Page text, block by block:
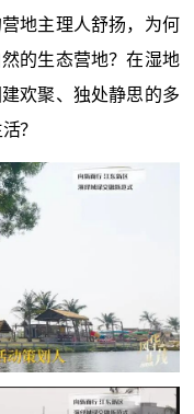
地主理人舒扬，为何
的生态营地？在湿地
欢聚、独处静思的多
？